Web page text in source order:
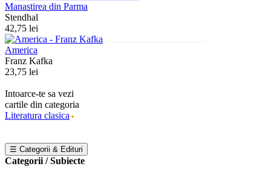
Manastirea din Parma
Stendhal
42,75 lei
America
Franz Kafka
23,75 lei
Intoarce-te sa vezi
cartile din categoria
Literatura clasica
☰ Categorii & Edituri
Categorii / Subiecte